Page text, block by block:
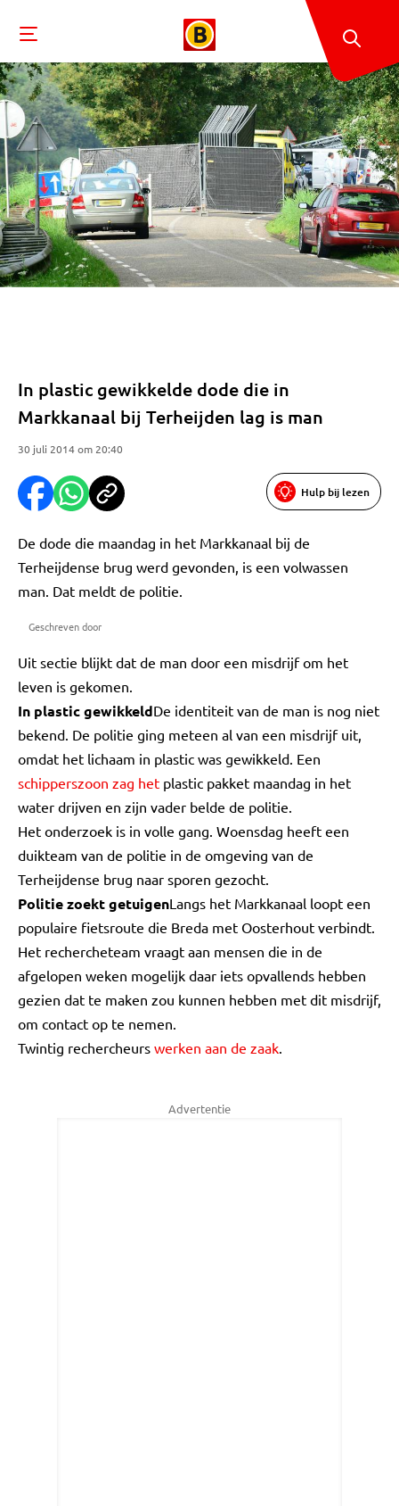
In plastic gewikkelde dode die in
Markkanaal bij Terheijden lag is man
30 juli 2014 om 20:40
Hulp bij lezen
De dode die maandag in het Markkanaal bij de
Terheijdense brug werd gevonden, is een volwassen
man. Dat meldt de politie.
Geschreven door
Uit sectie blijkt dat de man door een misdrijf om het
leven is gekomen.
In plastic gewikkeldDe identiteit van de man is nog niet
bekend. De politie ging meteen al van een misdrijf uit,
omdat het lichaam in plastic was gewikkeld. Een
schipperszoon zag het plastic pakket maandag in het
water drijven en zijn vader belde de politie.
Het onderzoek is in volle gang. Woensdag heeft een
duikteam van de politie in de omgeving van de
Terheijdense brug naar sporen gezocht.
Politie zoekt getuigenLangs het Markkanaal loopt een
populaire fietsroute die Breda met Oosterhout verbindt.
Het rechercheteam vraagt aan mensen die in de
afgelopen weken mogelijk daar iets opvallends hebben
gezien dat te maken zou kunnen hebben met dit misdrijf,
om contact op te nemen.
Twintig rechercheurs werken aan de zaak.
Advertentie